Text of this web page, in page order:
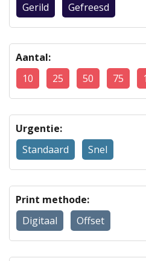
Gerild
Gefreesd
Aantal:
10
25 50 75
Urgentie:
Standaard
Snel
Print methode:
Digitaal
Offset